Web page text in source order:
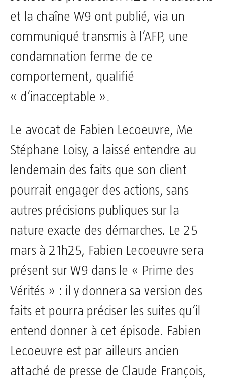
et la chaîne W9 ont publié, via un
communiqué transmis à l’AFP, une
condamnation ferme de ce
comportement, qualifié
« d’inacceptable ».
Le avocat de Fabien Lecoeuvre, Me
Stéphane Loisy, a laissé entendre au
lendemain des faits que son client
pourrait engager des actions, sans
autres précisions publiques sur la
nature exacte des démarches. Le 25
mars à 21h25, Fabien Lecoeuvre sera
présent sur W9 dans le « Prime des
Vérités » : il y donnera sa version des
faits et pourra préciser les suites qu’il
entend donner à cet épisode. Fabien
Lecoeuvre est par ailleurs ancien
attaché de presse de Claude François,